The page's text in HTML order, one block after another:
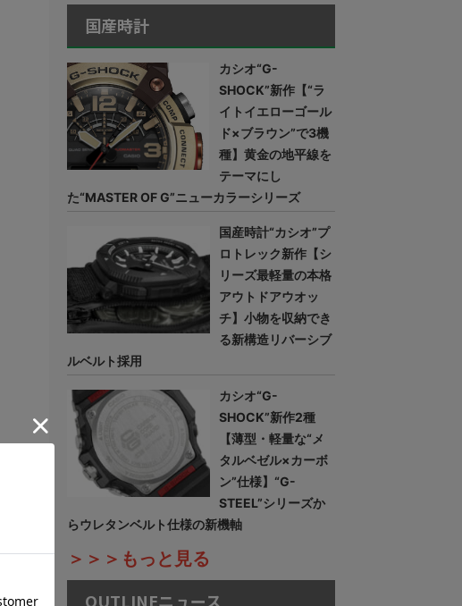
国産時計
カシオ“G-
SHOCK”新作【“ラ
イトイエローゴール
ド×ブラウン”で3機
種】黄金の地平線を
テーマにし
た“MASTER OF G”ニューカラーシリーズ
国産時計“カシオ”プ
ロトレック新作【シ
リーズ最軽量の本格
アウトドアウオッ
チ】小物を収納でき
る新構造リバーシブ
ルベルト採用
カシオ“G-
SHOCK”新作2種
【薄型・軽量な“メ
タルベゼル×カーボ
ン”仕様】“G-
STEEL”シリーズか
らウレタンベルト仕様の新機軸
＞＞＞もっと見る
OUTLINEニュース